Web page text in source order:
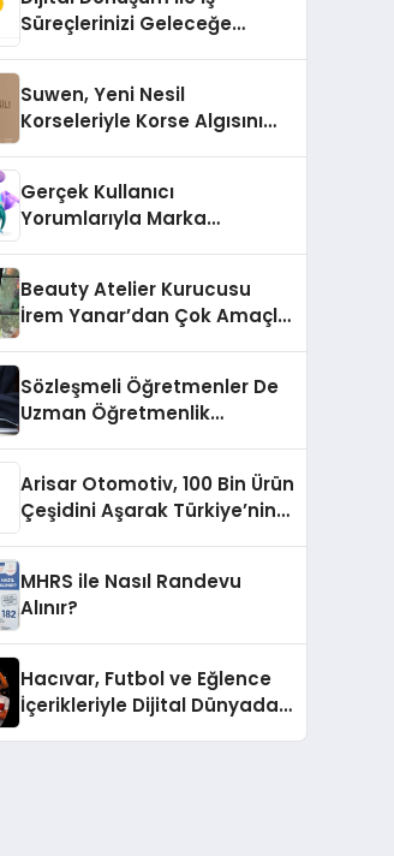
Süreçlerinizi Geleceğe
Suwen, Yeni Nesil
Korseleriyle Korse Algısını
Gerçek Kullanıcı
Yorumlarıyla Marka
Beauty Atelier Kurucusu
İrem Yanar’dan Çok Amaçlı
Sözleşmeli Öğretmenler De
Uzman Öğretmenlik
Arisar Otomotiv, 100 Bin Ürün
Çeşidini Aşarak Türkiye’nin
Platformlarından Biri Oldu
MHRS ile Nasıl Randevu
Alınır?
Hacıvar, Futbol ve Eğlence
İçerikleriyle Dijital Dünyada